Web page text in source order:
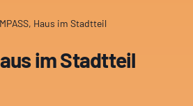
Haus im Stadtteil
im Stadtteil